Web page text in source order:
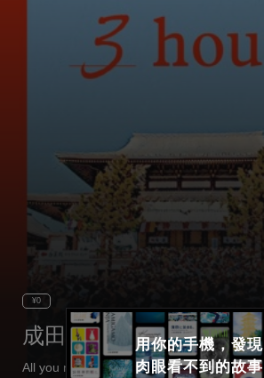
¥0
成田山新勝寺
All you need is 3 hours.
用你的手機，發現
肉眼看不到的故事